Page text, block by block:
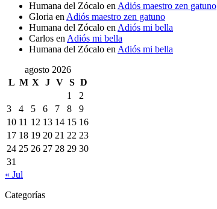
Humana del Zócalo en Adiós maestro zen gatuno
Gloria en Adiós maestro zen gatuno
Humana del Zócalo en Adiós mi bella
Carlos en Adiós mi bella
Humana del Zócalo en Adiós mi bella
agosto 2026
L M X J V S D
1
2
3
4 5 6 7 8
9
10 11 12 13 14 15 16
17 18 19 20 21 22 23
24 25 26 27 28 29 30
31
« Jul
Categorías